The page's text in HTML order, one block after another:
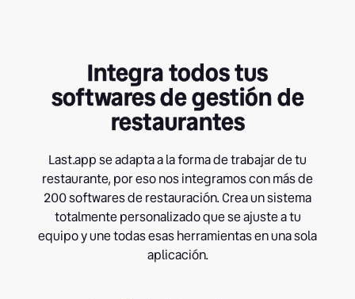
Integratodos tus
softwares degestión de
restaurantes
Last.app se adapta a la forma de trabajar de tu
restaurante, por eso nos integramos con más de
200 softwares de restauración. Crea un sistema
totalmente personalizado que se ajuste a tu
equipo y une todas esas herramientas en una sola
aplicación.